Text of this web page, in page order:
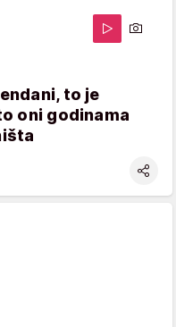
to je
oni godinama